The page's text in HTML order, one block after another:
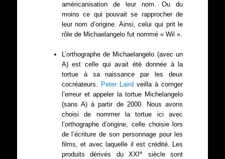
américanisation de leur nom. Ou du
moins ce qui pouvait se rapprocher de
leur nom d’origine. Ainsi, celui qui prit le
rôle de Michaelangelo fut nommé « Wil ».
L’orthographe de Michaelangelo (avec un
A) est celle qui avait été donnée à la
tortue à sa naissance par les deux
cocréateurs. Peter Laird veilla à corriger
l’erreur et appeler la tortue Michelangelo
(sans A) à partir de 2000. Nous avons
choisi de nommer la tortue ici avec
l’orthographe d’origine, celle choisie lors
de l’écriture de son personnage pour les
films, et avec laquelle il est crédité. Les
produits dérivés du XXIe
siècle sont